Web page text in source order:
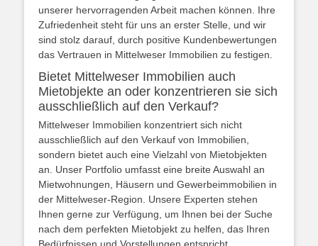
unserer hervorragenden Arbeit machen können. Ihre
Zufriedenheit steht für uns an erster Stelle, und wir
sind stolz darauf, durch positive Kundenbewertungen
das Vertrauen in Mittelweser Immobilien zu festigen.
Bietet Mittelweser Immobilien auch
Mietobjekte an oder konzentrieren sie sich
ausschließlich auf den Verkauf?
Mittelweser Immobilien konzentriert sich nicht
ausschließlich auf den Verkauf von Immobilien,
sondern bietet auch eine Vielzahl von Mietobjekten
an. Unser Portfolio umfasst eine breite Auswahl an
Mietwohnungen, Häusern und Gewerbeimmobilien in
der Mittelweser-Region. Unsere Experten stehen
Ihnen gerne zur Verfügung, um Ihnen bei der Suche
nach dem perfekten Mietobjekt zu helfen, das Ihren